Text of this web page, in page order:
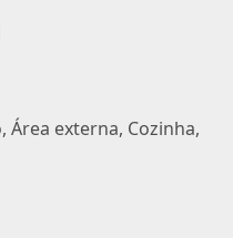
Área externa, Cozinha,